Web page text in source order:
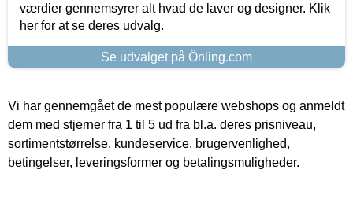
værdier gennemsyrer alt hvad de laver og designer. Klik
her for at se deres udvalg.
Se udvalget på Önling.com
Vi har gennemgået de mest populære webshops og anmeldt
dem med stjerner fra 1 til 5 ud fra bl.a. deres prisniveau,
sortimentstørrelse, kundeservice, brugervenlighed,
betingelser, leveringsformer og betalingsmuligheder.